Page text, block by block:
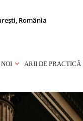
România
NOI ARII DE PRACTICĂ